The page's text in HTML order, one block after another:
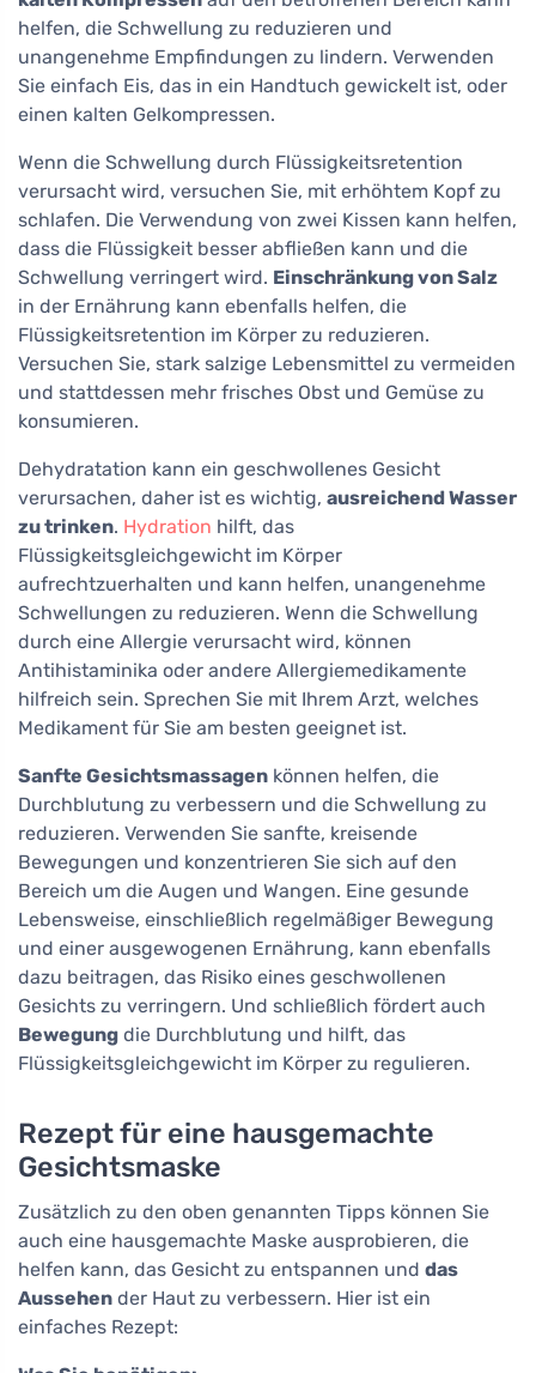
helfen, die Schwellung zu reduzieren und
unangenehme Empfindungen zu lindern. Verwenden
Sie einfach Eis, das in ein Handtuch gewickelt ist, oder
einen kalten Gelkompressen.
Wenn die Schwellung durch Flüssigkeitsretention
verursacht wird, versuchen Sie, mit erhöhtem Kopf zu
schlafen. Die Verwendung von zwei Kissen kann helfen,
dass die Flüssigkeit besser abfließen kann und die
Schwellung verringert wird. Einschränkung von Salz
in der Ernährung kann ebenfalls helfen, die
Flüssigkeitsretention im Körper zu reduzieren.
Versuchen Sie, stark salzige Lebensmittel zu vermeiden
und stattdessen mehr frisches Obst und Gemüse zu
konsumieren.
Dehydratation kann ein geschwollenes Gesicht
verursachen, daher ist es wichtig, ausreichend Wasser
zu trinken. Hydration hilft, das
Flüssigkeitsgleichgewicht im Körper
aufrechtzuerhalten und kann helfen, unangenehme
Schwellungen zu reduzieren. Wenn die Schwellung
durch eine Allergie verursacht wird, können
Antihistaminika oder andere Allergiemedikamente
hilfreich sein. Sprechen Sie mit Ihrem Arzt, welches
Medikament für Sie am besten geeignet ist.
Sanfte Gesichtsmassagen können helfen, die
Durchblutung zu verbessern und die Schwellung zu
reduzieren. Verwenden Sie sanfte, kreisende
Bewegungen und konzentrieren Sie sich auf den
Bereich um die Augen und Wangen. Eine gesunde
Lebensweise, einschließlich regelmäßiger Bewegung
und einer ausgewogenen Ernährung, kann ebenfalls
dazu beitragen, das Risiko eines geschwollenen
Gesichts zu verringern. Und schließlich fördert auch
Bewegung die Durchblutung und hilft, das
Flüssigkeitsgleichgewicht im Körper zu regulieren.
Rezept für eine hausgemachte
Gesichtsmaske
Zusätzlich zu den oben genannten Tipps können Sie
auch eine hausgemachte Maske ausprobieren, die
helfen kann, das Gesicht zu entspannen und das
Aussehen der Haut zu verbessern. Hier ist ein
einfaches Rezept: